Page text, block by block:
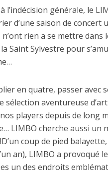
l’indécision générale, le
d’une saison de concert
rien a se mettre dans
Saint Sylvestre pour
en quatre, passer avec
aventureuse
players depuis de long
LIMBO cherche aussi un
coup de pied
an), LIMBO a provoqué
un des endroits